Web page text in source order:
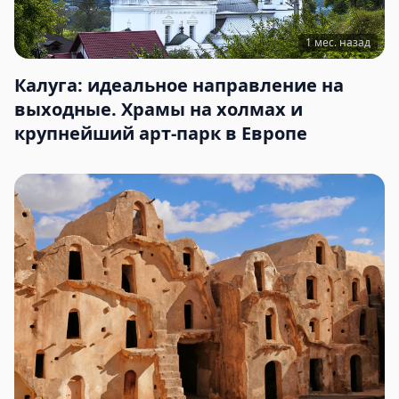
1 мес. назад
Калуга: идеальное направление на
выходные. Храмы на холмах и
крупнейший арт-парк в Европе